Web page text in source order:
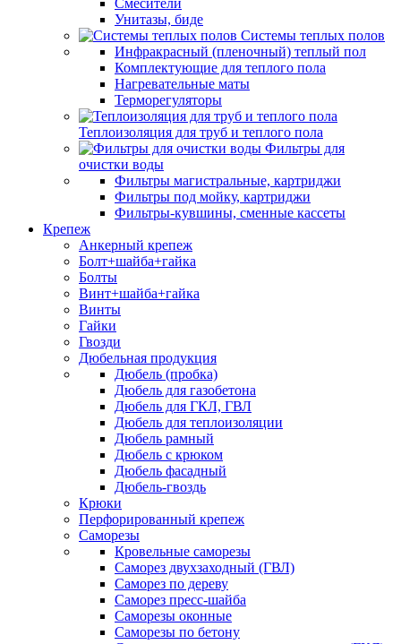
Смесители
Унитазы, биде
Системы теплых полов
Инфракрасный (пленочный) теплый пол
Комплектующие для теплого пола
Нагревательные маты
Терморегуляторы
Теплоизоляция для труб и теплого пола
Фильтры для
очистки воды
Фильтры магистральные, картриджи
Фильтры под мойку, картриджи
Фильтры-кувшины, сменные кассеты
Крепеж
Анкерный крепеж
Болт+шайба+гайка
Болты
Винт+шайба+гайка
Винты
Гайки
Гвозди
Дюбельная продукция
Дюбель (пробка)
Дюбель для газобетона
Дюбель для ГКЛ, ГВЛ
Дюбель для теплоизоляции
Дюбель рамный
Дюбель с крюком
Дюбель фасадный
Дюбель-гвоздь
Крюки
Перфорированный крепеж
Саморезы
Кровельные саморезы
Саморез двухзаходный (ГВЛ)
Саморез по дереву
Саморез пресс-шайба
Саморезы оконные
Саморезы по бетону